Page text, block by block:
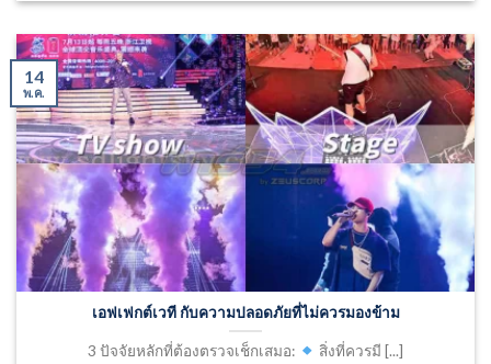
เอฟเฟกต์เวที กับความปลอดภัยที่ไม่ควรมองข้าม
3 ปัจจัยหลักที่ต้องตรวจเช็กเสมอ: สิ่งที่ควรมี [...]
14
พ.ค.